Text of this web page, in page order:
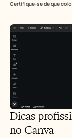
Certifique-se de que
Dicas
no Canva